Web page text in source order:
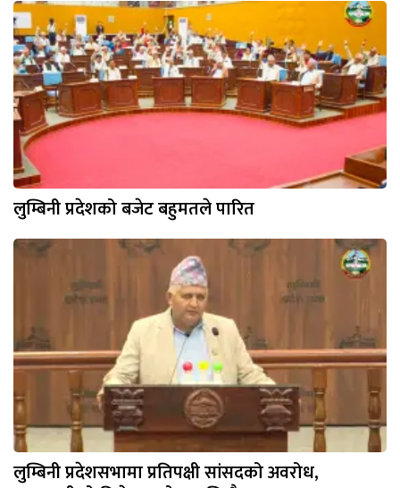
लुम्बिनी प्रदेशको बजेट बहुमतले पारित
लुम्बिनी प्रदेशसभामा प्रतिपक्षी सांसदको अवरोध,